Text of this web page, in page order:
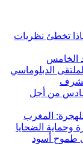
تخطئ نظريات
الخامس
الدبلوماسية تنظم الدورة 156 للملتقى الدبلوماسي
من أجل
المغرب
وحماية الضحايا
طموح أسود